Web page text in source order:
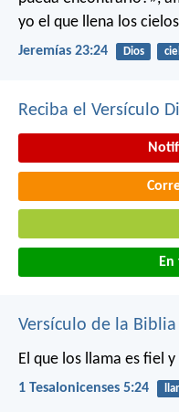
yo el que llena los
Jeremías 23:24 Dios
Reciba el Versículo
Versículo de la
El que los llama es fiel
1 Tesalonicenses 5:24